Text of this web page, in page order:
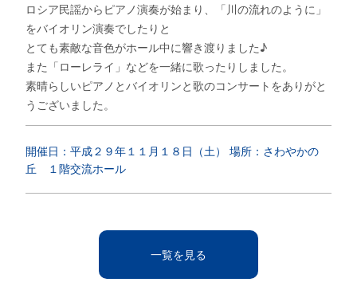
ロシア民謡からピアノ演奏が始まり、「川の流れのように」
をバイオリン演奏でしたりと
とても素敵な音色がホール中に響き渡りました♪
また「ローレライ」などを一緒に歌ったりしました。
素晴らしいピアノとバイオリンと歌のコンサートをありがと
うございました。
開催日：平成２９年１１月１８日（土） 場所：さわやかの
丘 １階交流ホール
一覧を見る